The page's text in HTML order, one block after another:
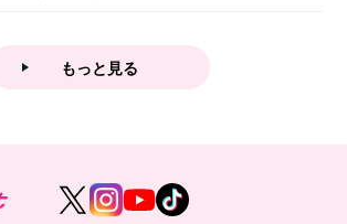
もっと見る